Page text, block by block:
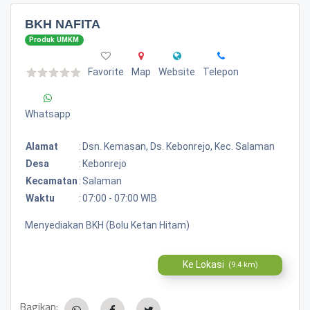
BKH NAFITA
Produk UMKM
Favorite Map Website Telepon
Whatsapp
Alamat : Dsn. Kemasan, Ds. Kebonrejo, Kec. Salaman
Desa
: Kebonrejo
Kecamatan : Salaman
Waktu
:07:00 - 07:00 WIB
Menyediakan BKH (Bolu Ketan Hitam)
Ke Lokasi (9.4 km)